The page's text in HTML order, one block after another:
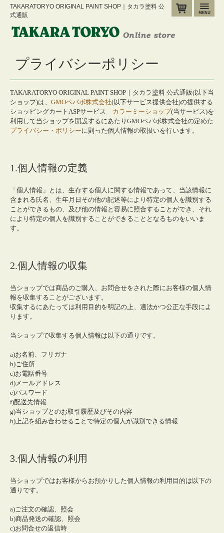
カート
TAKARATORYO ORIGINAL PAINT SHOP｜タカラ塗料 公
式通販
プライバシーポリシー
TAKARATORYO ORIGINAL PAINT SHOP｜タカラ塗料 公式通販(以下当
ショップ)は、 GMOペパボ株式会社(以下サービス提供会社)の提供する
ショッピングカートASPサービス カラーミーショップ(当サービス)を
利用して当ショップを開設するにあたりGMOペパボ株式会社の定めた
プライバシー・ポリシーに則った個人情報の取扱いを行います。
1.個人情報の定義
「個人情報」とは、生存する個人に関する情報であって、当該情報に
含まれる氏名、生年月日その他の記述等により特定の個人を識別する
ことができるもの、及び他の情報と容易に照合することができ、それ
により特定の個人を識別することができることとなるものをいいま
す。
2.個人情報の収集
当ショップでは商品のご購入、お問合せをされた際にお客様の個人情
報を収集することがございます。
収集するにあたっては利用目的を明記の上、適法かつ公正な手段によ
ります。
当ショップで収集する個人情報は以下の通りです。
a)お名前、フリガナ
b)ご住所
c)お電話番号
d)メールアドレス
e)パスワード
f)配送先情報
g)当ショップとのお取引履歴及びその内容
h)上記を組み合わせることで特定の個人が識別できる情報
3.個人情報の利用
当ショップではお客様からお預かりした個人情報の利用目的は以下の
通りです。
a)ご注文の確認、照会
b)商品発送の確認、照会
c)お問合せの返信時